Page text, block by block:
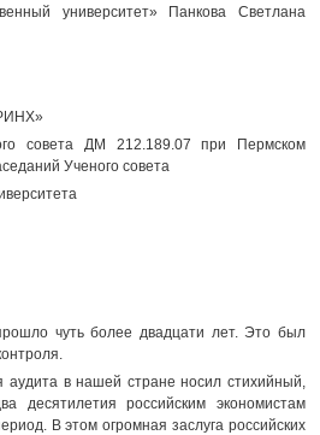
университет» Панкова Светлана
совета ДМ 212.189.07 при Пермском
Ученого совета
чуть более двадцати лет. Это был
аудита в нашей стране носил стихийный,
десятилетия российским экономистам
В этом огромная заслуга российских